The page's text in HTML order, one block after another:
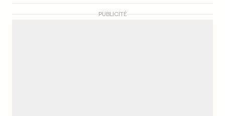
PUBLICITÉ